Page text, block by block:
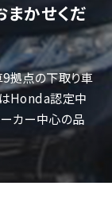
かせくだ
拠点の下取り車
Honda認定中
カー中心の品